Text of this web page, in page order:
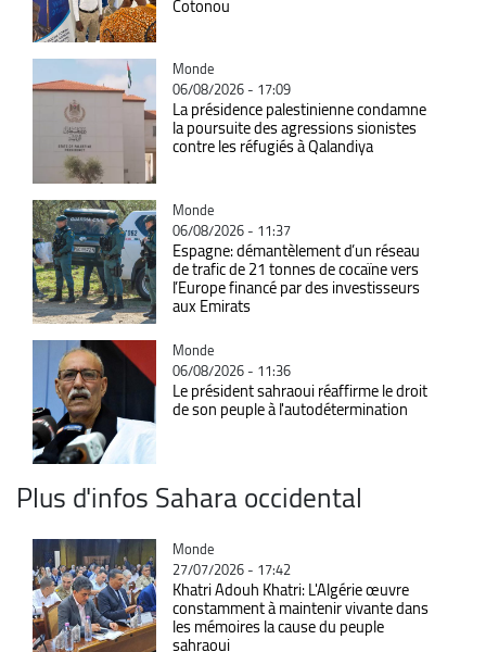
Catégorie
Monde
06/08/2026 - 17:09
La présidence palestinienne condamne
la poursuite des agressions sionistes
contre les réfugiés à Qalandiya
Catégorie
Monde
06/08/2026 - 11:37
Espagne: démantèlement d’un réseau
de trafic de 21 tonnes de cocaïne vers
l’Europe financé par des investisseurs
aux Emirats
Catégorie
Monde
06/08/2026 - 11:36
Le président sahraoui réaffirme le droit
de son peuple à l'autodétermination
Plus d'infos Sahara occidental
Catégorie
Monde
27/07/2026 - 17:42
Khatri Adouh Khatri: L'Algérie œuvre
constamment à maintenir vivante dans
les mémoires la cause du peuple
sahraoui